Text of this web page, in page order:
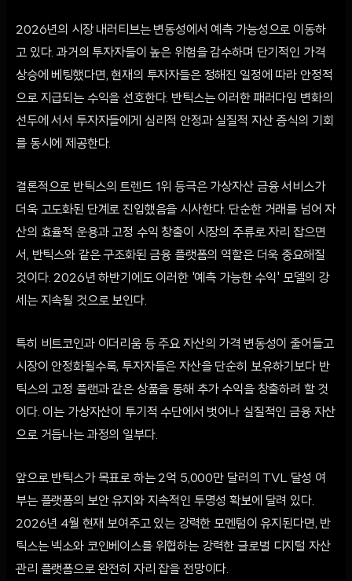
2026년의 시장 내러티브는 변동성에서 예측 가능성으로 이동하
고 있다. 과거의 투자자들이 높은 위험을 감수하며 단기적인 가격
상승에 베팅했다면, 현재의 투자자들은 정해진 일정에 따라 안정적
으로 지급되는 수익을 선호한다. 반틱스는 이러한 패러다임 변화의
선두에 서서 투자자들에게 심리적 안정과 실질적 자산 증식의 기회
를 동시에 제공한다.
결론적으로 반틱스의 트렌드 1위 등극은 가상자산 금융 서비스가
더욱 고도화된 단계로 진입했음을 시사한다. 단순한 거래를 넘어 자
산의 효율적 운용과 고정 수익 창출이 시장의 주류로 자리 잡으면
서, 반틱스와 같은 구조화된 금융 플랫폼의 역할은 더욱 중요해질
것이다. 2026년 하반기에도 이러한 '예측 가능한 수익' 모델의 강
세는 지속될 것으로 보인다.
특히 비트코인과 이더리움 등 주요 자산의 가격 변동성이 줄어들고
시장이 안정화될수록, 투자자들은 자산을 단순히 보유하기보다 반
틱스의 고정 플랜과 같은 상품을 통해 추가 수익을 창출하려 할 것
이다. 이는 가상자산이 투기적 수단에서 벗어나 실질적인 금융 자산
으로 거듭나는 과정의 일부다.
앞으로 반틱스가 목표로 하는 2억 5,000만 달러의 TVL 달성 여
부는 플랫폼의 보안 유지와 지속적인 투명성 확보에 달려 있다.
2026년 4월 현재 보여주고 있는 강력한 모멘텀이 유지된다면, 반
틱스는 넥소와 코인베이스를 위협하는 강력한 글로벌 디지털 자산
관리 플랫폼으로 완전히 자리 잡을 전망이다.